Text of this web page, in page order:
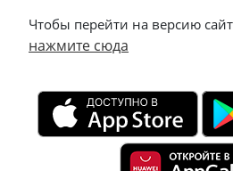
Чтобы перейти на версию
нажмите сюда